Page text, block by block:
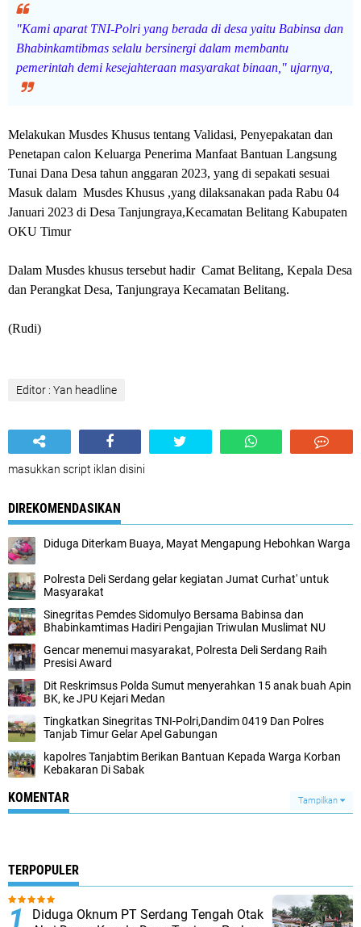
"Kami aparat TNI-Polri yang berada di desa yaitu Babinsa dan
Bhabinkamtibmas selalu bersinergi dalam membantu
pemerintah demi kesejahteraan masyarakat binaan," ujarnya,
Melakukan Musdes Khusus tentang Validasi, Penyepakatan dan
Penetapan calon Keluarga Penerima Manfaat Bantuan Langsung
Tunai Dana Desa tahun anggaran 2023, yang di sepakati sesuai
Masuk dalam Musdes Khusus ,yang dilaksanakan pada Rabu 04
Januari 2023 di Desa Tanjungraya,Kecamatan Belitang Kabupaten
OKU Timur
Dalam Musdes khusus tersebut hadir Camat Belitang, Kepala Desa
dan Perangkat Desa, Tanjungraya Kecamatan Belitang.
(Rudi)
Editor : Yan headline
masukkan script iklan disini
DIREKOMENDASIKAN
Diduga Diterkam Buaya, Mayat Mengapung Hebohkan Warga
Polresta Deli Serdang gelar kegiatan Jumat Curhat' untuk
Masyarakat
Sinegritas Pemdes Sidomulyo Bersama Babinsa dan
Bhabinkamtimas Hadiri Pengajian Triwulan Muslimat NU
Gencar menemui masyarakat, Polresta Deli Serdang Raih
Presisi Award
Dit Reskrimsus Polda Sumut menyerahkan 15 anak buah Apin
BK, ke JPU Kejari Medan
Tingkatkan Sinegritas TNI-Polri,Dandim 0419 Dan Polres
Tanjab Timur Gelar Apel Gabungan
kapolres Tanjabtim Berikan Bantuan Kepada Warga Korban
Kebakaran Di Sabak
KOMENTAR Tampilkan
TERPOPULER
Diduga Oknum PT Serdang Tengah Otak